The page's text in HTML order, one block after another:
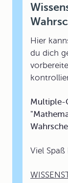
Hier
du dich
Multiple-
Viel